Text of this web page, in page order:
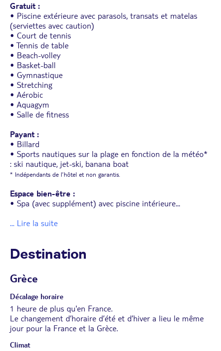
Gratuit :
• Piscine extérieure avec parasols, transats et matelas
(serviettes avec caution)
• Court de tennis
• Tennis de table
• Beach-volley
• Basket-ball
• Gymnastique
• Stretching
• Aérobic
• Aquagym
• Salle de fitness
Payant :
• Billard
• Sports nautiques sur la plage en fonction de la météo*
: ski nautique, jet-ski, banana boat
* Indépendants de l’hôtel et non garantis.
Espace bien-être :
• Spa (avec supplément) avec piscine intérieure...
... Lire la suite
Destination
Grèce
Décalage horaire
1 heure de plus qu'en France.
Le changement d’horaire d’été et d’hiver a lieu le même
jour pour la France et la Grèce.
Climat